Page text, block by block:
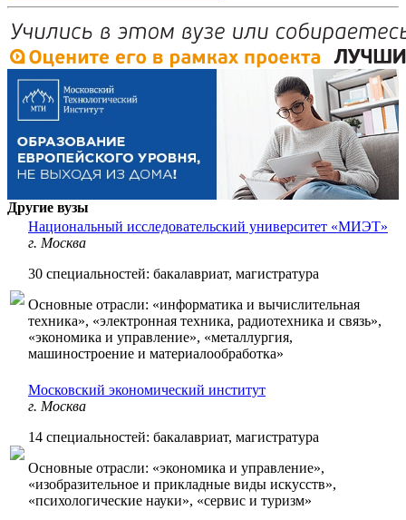
Другие вузы
Национальный исследовательский университет «МИЭТ»
г. Москва
30 специальностей: бакалавриат, магистратура
Основные отрасли: «информатика и вычислительная
техника», «электронная техника, радиотехника и связь»,
«экономика и управление», «металлургия,
машиностроение и материалообработка»
Московский экономический институт
г. Москва
14 специальностей: бакалавриат, магистратура
Основные отрасли: «экономика и управление»,
«изобразительное и прикладные виды искусств»,
«психологические науки», «сервис и туризм»